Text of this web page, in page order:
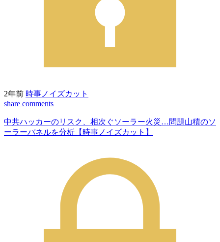
2年前 時事ノイズカット
share comments
中共ハッカーのリスク、相次ぐソーラー火災…問題山積のソ
ーラーパネルを分析【時事ノイズカット】